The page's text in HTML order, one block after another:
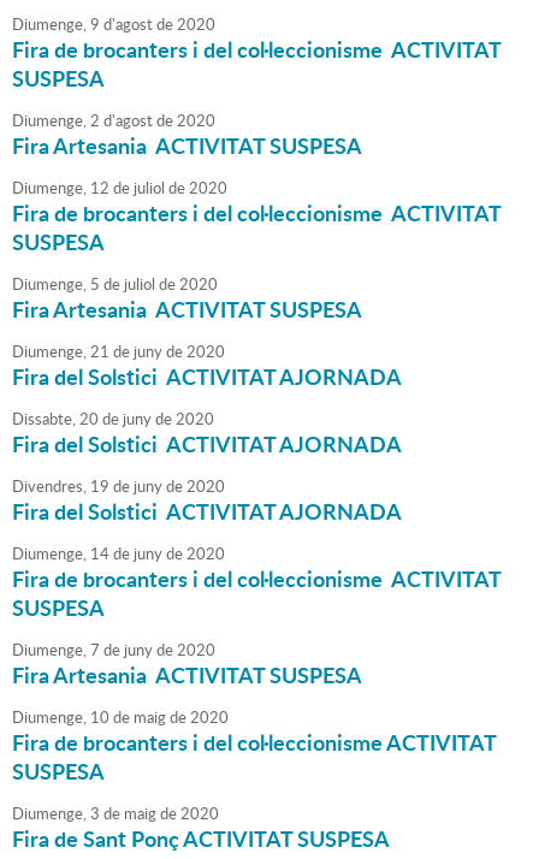
Diumenge,9 d'agostde2020
Fira de brocanters i del col·leccionisme ACTIVITAT
SUSPESA
Diumenge,2 d'agostde2020
Fira Artesania ACTIVITAT SUSPESA
Diumenge, 12 de juliol de2020
Fira de brocanters i del col·leccionisme ACTIVITAT
SUSPESA
Diumenge, 5 de juliol de2020
Fira Artesania ACTIVITAT SUSPESA
Diumenge,21 de junyde2020
Fira del Solstici ACTIVITAT AJORNADA
Dissabte,20 de junyde2020
Fira del Solstici ACTIVITAT AJORNADA
Divendres, 19 de junyde2020
Fira del Solstici ACTIVITAT AJORNADA
Diumenge, 14de junyde2020
Fira de brocanters i del col·leccionisme ACTIVITAT
SUSPESA
Diumenge,7 de junyde2020
Fira Artesania ACTIVITAT SUSPESA
Diumenge, 10 de maigde2020
Fira de brocanters i del col·leccionisme ACTIVITAT
SUSPESA
Diumenge,3 de maigde2020
Fira de Sant Ponç ACTIVITAT SUSPESA